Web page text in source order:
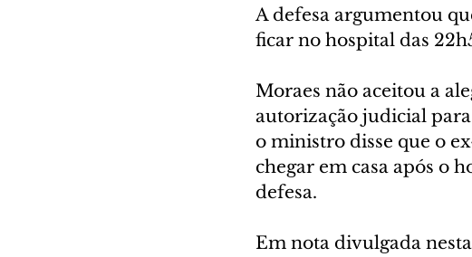
A defesa argumentou
ficar no hospital das
Moraes não aceitou a
autorização judicial
o ministro disse que o
chegar em casa após o
defesa.
Em nota divulgada